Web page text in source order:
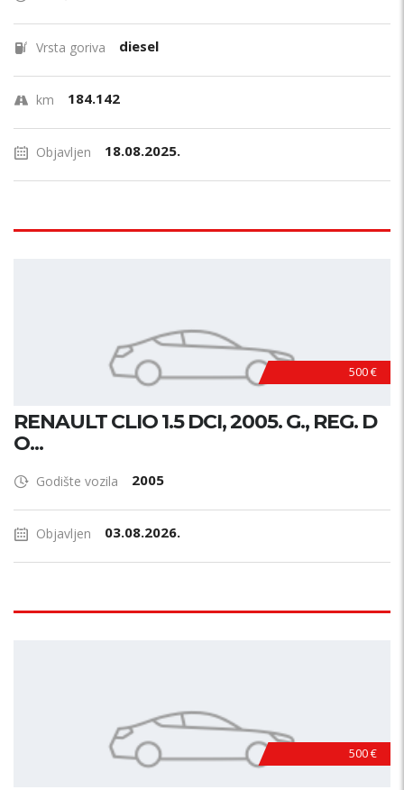
Vrsta goriva diesel
km 184.142
Objavljen 18.08.2025.
500 €
RENAULT CLIO 1.5 DCI, 2005. G., REG. D
O...
Godište vozila 2005
Objavljen 03.08.2026.
500 €